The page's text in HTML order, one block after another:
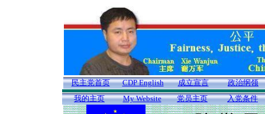
民主党首页 CDP English 成立宣言
政治纲领
我的主页
My Website 党员主页 入党条件